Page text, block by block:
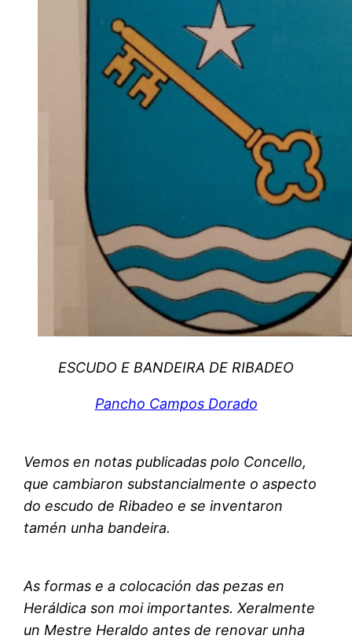
ESCUDO E BANDEIRA DE RIBADEO
Pancho Campos Dorado
Vemos en notas publicadas polo Concello,
que cambiaron substancialmente o aspecto
do escudo de Ribadeo e se inventaron
tamén unha bandeira.
As formas e a colocación das pezas en
Heráldica son moi importantes. Xeralmente
un Mestre Heraldo antes de renovar unha